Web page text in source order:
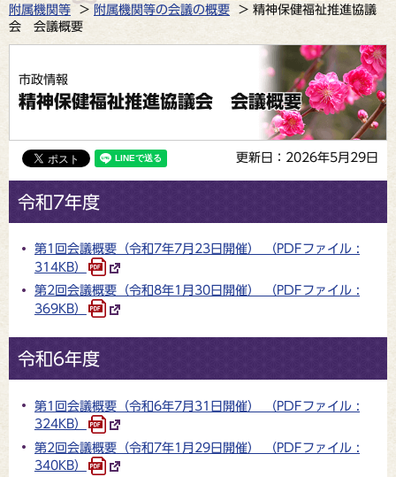
附属機関等
附属機関等の会議の概要
精神保健福祉推進協議
会 会議概要
市政情報
精神保健福祉推進協議会 会議概要
更新日：2026年5月29日
令和7年度
第1回会議概要（令和7年7月23日開催） （PDFファイル :
314KB）
第2回会議概要（令和8年1月30日開催） （PDFファイル :
369KB）
令和6年度
第1回会議概要（令和6年7月31日開催） （PDFファイル :
324KB）
第2回会議概要（令和7年1月29日開催） （PDFファイル :
340KB）